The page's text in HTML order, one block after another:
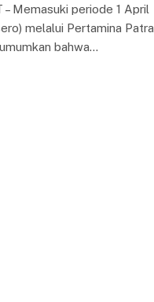
– Memasuki periode 1 April
melalui Pertamina Patra
bahwa…